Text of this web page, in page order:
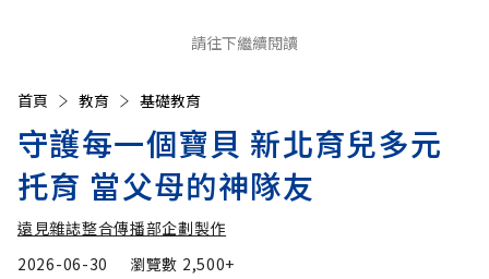
請往下繼續閱讀
首頁 教育 基礎教育
守護每一個寶貝 新北育兒多元
托育 當父母的神隊友
遠見雜誌整合傳播部企劃製作
2026-06-30
瀏覽數 2,500+